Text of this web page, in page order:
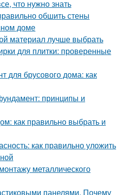
что нужно знать
обшить стены
доме
материал лучше выбрать
для плитки: проверенные
для брусового дома: как
принципы и
как правильно выбрать и
как правильно уложить
металлического
панелями. Почему